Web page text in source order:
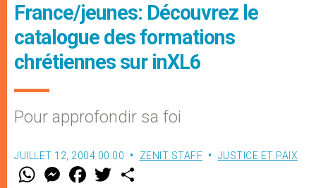
France/jeunes: Découvrez le
catalogue des formations
chrétiennes sur inXL6
Pour approfondir sa foi
JUILLET 12, 2004 00:00 ZENIT STAFF JUSTICE ET PAIX
W M
e
F
a w